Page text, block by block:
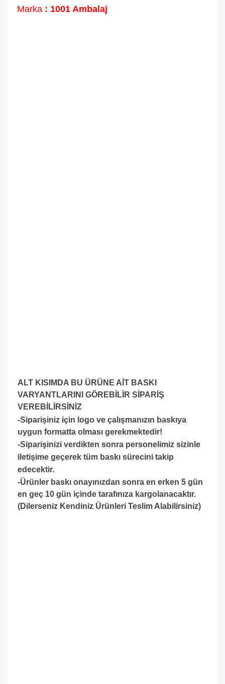
Marka : 1001 Ambalaj
ALT KISIMDA BU ÜRÜNE AİT BASKI
VARYANTLARINI GÖREBİLİR SİPARİŞ
VEREBİLİRSİNİZ
-Siparişiniz için logo ve çalışmanızın baskıya
uygun formatta olması gerekmektedir!
-Siparişinizi verdikten sonra personelimiz sizinle
iletişime geçerek tüm baskı sürecini takip
edecektir.
-Ürünler baskı onayınızdan sonra en erken 5 gün
en geç 10 gün içinde tarafınıza kargolanacaktır.
(Dilerseniz Kendiniz Ürünleri Teslim Alabilirsiniz)